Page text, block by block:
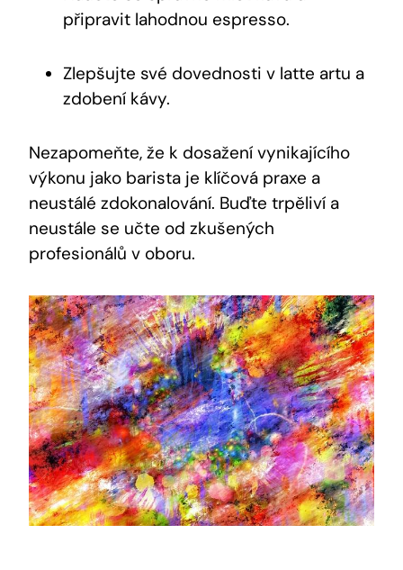
připravit lahodnou espresso.
Zlepšujte své dovednosti v latte artu a
zdobení kávy.
Nezapomeňte, že k dosažení vynikajícího
výkonu jako barista je klíčová praxe a
neustálé zdokonalování. Buďte trpěliví a
neustále se učte od zkušených
profesionálů v oboru.